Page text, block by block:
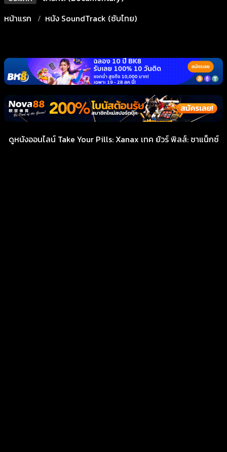
หน้าแรก
หนัง SoundTrack (ซับไทย)
ดูหนังออนไลน์ Take Your Pills: Xanax เทค ยัวร์ พิลส์: ซาแน็กซ์